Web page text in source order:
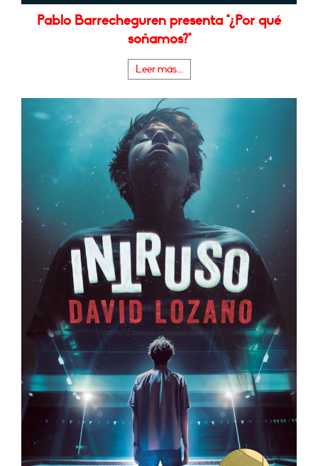
Pablo Barrecheguren presenta "¿Por qué
soñamos?"
Leer más...